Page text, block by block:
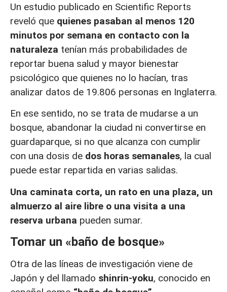
Un estudio publicado en Scientific Reports
reveló que quienes pasaban al menos 120
minutos por semana en contacto con la
naturaleza tenían más probabilidades de
reportar buena salud y mayor bienestar
psicológico que quienes no lo hacían, tras
analizar datos de 19.806 personas en Inglaterra.
En ese sentido, no se trata de mudarse a un
bosque, abandonar la ciudad ni convertirse en
guardaparque, si no que alcanza con cumplir
con una dosis de dos horas semanales, la cual
puede estar repartida en varias salidas.
Una caminata corta, un rato en una plaza, un
almuerzo al aire libre o una visita a una
reserva urbana pueden sumar.
Tomar un «baño de bosque»
Otra de las líneas de investigación viene de
Japón y del llamado shinrin-yoku, conocido en